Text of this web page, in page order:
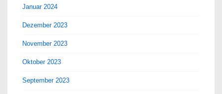
Januar 2024
Dezember 2023
November 2023
Oktober 2023
September 2023